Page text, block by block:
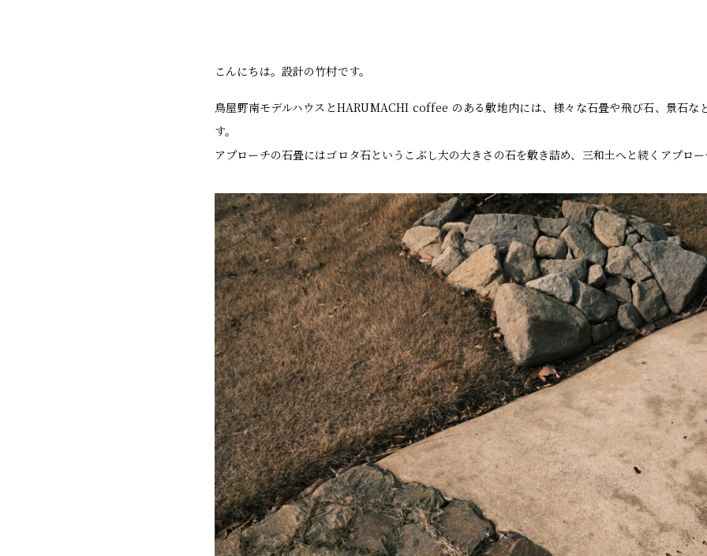
こんにちは。設計の竹村です。
鳥屋野南モデルハウスとHARUMACHI coffee のある敷地内には、様々な石畳や飛び石、景石な
す。
アプローチの石畳にはゴロタ石というこぶし大の大きさの石を敷き詰め、三和土へと続くアプロ